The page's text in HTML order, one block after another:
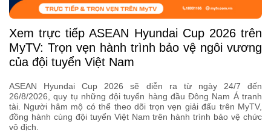
Xem trực tiếp ASEAN Hyundai Cup 2026 trên
MyTV: Trọn vẹn hành trình bảo vệ ngôi vương
của đội tuyển Việt Nam
ASEAN Hyundai Cup 2026 sẽ diễn ra từ ngày 24/7 đến
26/8/2026, quy tụ những đội tuyển hàng đầu Đông Nam Á tranh
tài. Người hâm mộ có thể theo dõi trọn vẹn giải đấu trên MyTV,
đồng hành cùng đội tuyển Việt Nam trên hành trình bảo vệ chức
vô địch.